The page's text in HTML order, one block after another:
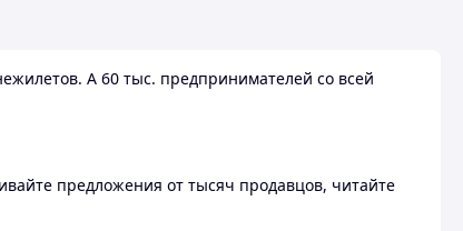
А 60 тыс. предпринимателей со всей
предложения от тысяч продавцов, читайте